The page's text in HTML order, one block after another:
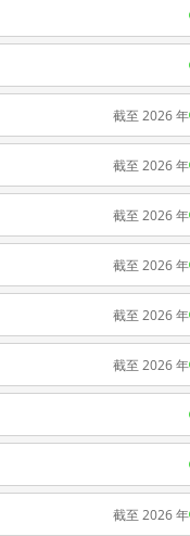
截至 2026 年
截至 2026 年
截至 2026 年
截至 2026 年
截至 2026 年
截至 2026 年
截至 2026 年